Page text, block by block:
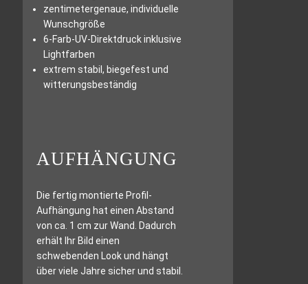
zentimetergenaue, individuelle
Wunschgröße
6-Farb-UV-Direktdruck inklusive
Lightfarben
extrem stabil, biegefest und
witterungsbeständig
AUFHÄNGUNG
Die fertig montierte Profil-
Aufhängung hat einen Abstand
von ca. 1 cm zur Wand. Dadurch
erhält Ihr Bild einen
schwebenden Look und hängt
über viele Jahre sicher und stabil.